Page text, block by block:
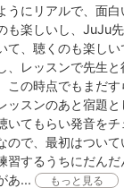
うにリアルで、面
も楽しいし、JuJu
て、聴くのも楽し
、レッスンで先生
この時点でもまだ
ッスンのあと宿題
いてもらい発音をチ
ので、最初はつい
習するうちにだん
あ...
もっと見る